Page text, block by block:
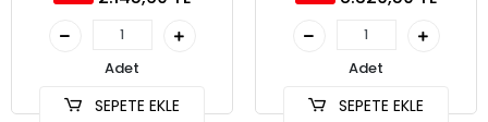
Adet
SEPETE EKLE
Adet
SEPETE EKLE